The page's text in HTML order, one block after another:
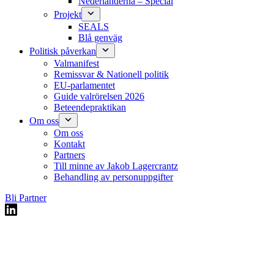
Projekt
SEALS
Blå genväg
Politisk påverkan
Valmanifest
Remissvar & Nationell politik
EU-parlamentet
Guide valrörelsen 2026
Beteendepraktikan
Om oss
Om oss
Kontakt
Partners
Till minne av Jakob Lagercrantz
Behandling av personuppgifter
Bli Partner